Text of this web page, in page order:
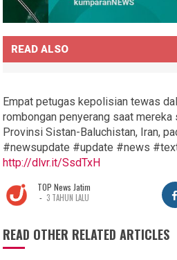
READ ALSO
Empat petugas kepolisian tewas
rombongan penyerang saat
Provinsi Sistan-Baluchistan, Iran,
#newsupdate #update #news
http://dlvr.it/SsdTxH
TOP News Jatim
- 3 TAHUN LALU
READ OTHER RELATED ARTICLES